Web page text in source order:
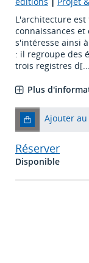
L'architecture
connaissances
s'intéresse ainsi
: il regroupe des
trois registres
Plus
Ajouter
Réserver
Disponible